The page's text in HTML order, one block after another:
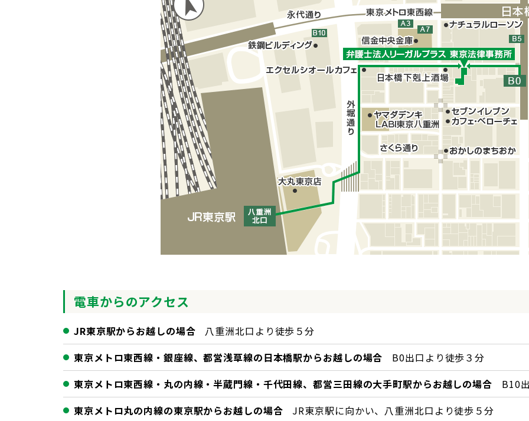
電車からのアクセス
JR東京駅からお越しの場合
八重洲北口より徒歩５分
東京メトロ東西線・銀座線、都営浅草線の日本橋駅からお越しの場合
B0出口より徒歩３分
東京メトロ東西線・丸の内線・半蔵門線・千代田線、都営三田線の大手町駅からお越しの場合
B10
東京メトロ丸の内線の東京駅からお越しの場合
JR東京駅に向かい、八重洲北口より徒歩５分